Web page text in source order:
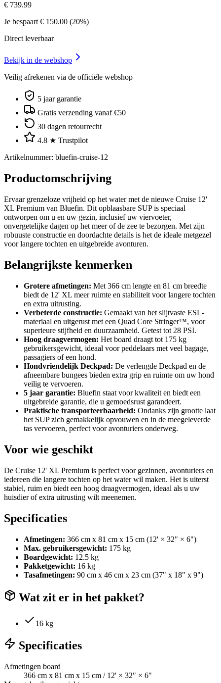
€ 739.99
Je bespaart € 150.00 (20%)
Direct leverbaar
Bekijk in de webshop
Veilig afrekenen via de officiële webshop
5 jaar garantie
Gratis verzending vanaf €50
30 dagen retourrecht
4.8 ★ Trustpilot
Artikelnummer: bluefin-cruise-12
Productomschrijving
Ervaar grenzeloze vrijheid op het water met de nieuwe Cruise 12'
XL Premium van Bluefin. Dit opblaasbare SUP is speciaal
ontworpen om u en uw gezin, inclusief uw viervoeter,
onvergetelijke dagen op het meer of de zee te bezorgen. Met zijn
robuuste constructie en doordachte details is het de ideale metgezel
voor langere tochten en uitgebreide avonturen.
Belangrijkste kenmerken
Grotere afmetingen: Met 366 cm lengte en 81 cm breedte
biedt de 12' XL meer ruimte en stabiliteit voor langere tochten
en extra uitrusting.
Verbeterde constructie: Gemaakt van het slijtvaste ESL-
materiaal en uitgerust met een Quad Core Stringer™, voor
superieure stijfheid en duurzaamheid. Getest tot 28 PSI.
Hoog draagvermogen: Het board draagt tot 175 kg
gebruikersgewicht, ideaal voor peddelaars met veel bagage,
passagiers of een hond.
Hondvriendelijk Deckpad: De verlengde Deckpad en de
afneembare bungees bieden extra grip en ruimte om uw hond
veilig te vervoeren.
5 jaar garantie: Bluefin staat voor kwaliteit en biedt een
uitgebreide garantie, die u gemoedsrust garandeert.
Praktische transporteerbaarheid: Ondanks zijn grootte laat
het SUP zich gemakkelijk opvouwen en in de meegeleverde
tas vervoeren, perfect voor avonturiers onderweg.
Voor wie geschikt
De Cruise 12' XL Premium is perfect voor gezinnen, avonturiers en
iedereen die langere tochten op het water wil maken. Het is uiterst
stabiel, ruim en biedt een hoog draagvermogen, ideaal als u uw
huisdier of extra uitrusting wilt meenemen.
Specificaties
Afmetingen: 366 cm x 81 cm x 15 cm (12' × 32" × 6")
Max. gebruikersgewicht: 175 kg
Boardgewicht: 12.5 kg
Pakketgewicht: 16 kg
Tasafmetingen: 90 cm x 46 cm x 23 cm (37" x 18" x 9")
Wat zit er in het pakket?
16 kg
Specificaties
Afmetingen board
366 cm x 81 cm x 15 cm / 12' × 32" × 6"